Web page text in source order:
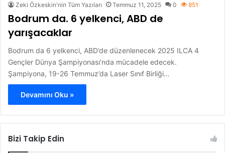
Zeki Özkeskin'nin Tüm Yazıları Temmuz 11, 2025 0 851
Bodrum da. 6 yelkenci, ABD de
yarışacaklar
Bodrum da 6 yelkenci, ABD’de düzenlenecek 2025 ILCA 4
Gençler Dünya Şampiyonası’nda mücadele edecek.
Şampiyona, 19-26 Temmuz’da Laser Sınıf Birliği…
Devamını Oku »
Bizi Takip Edin